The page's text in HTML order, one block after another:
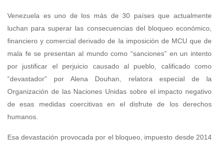
Venezuela es uno de los más de 30 países que actualmente
luchan para superar las consecuencias del bloqueo económico,
financiero y comercial derivado de la imposición de MCU que de
mala fe se presentan al mundo como “sanciones” en un intento
por justificar el perjuicio causado al pueblo, calificado como
“devastador” por Alena Douhan, relatora especial de la
Organización de las Naciones Unidas sobre el impacto negativo
de esas medidas coercitivas en el disfrute de los derechos
humanos.
Esa devastación provocada por el bloqueo, impuesto desde 2014